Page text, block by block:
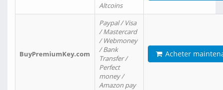
Altcoins
BuyPremiumKey.com
Paypal / Visa
/ Mastercard
/ Webmoney
/ Bank
Transfer /
Perfect
money /
Amazon pay
Acheter